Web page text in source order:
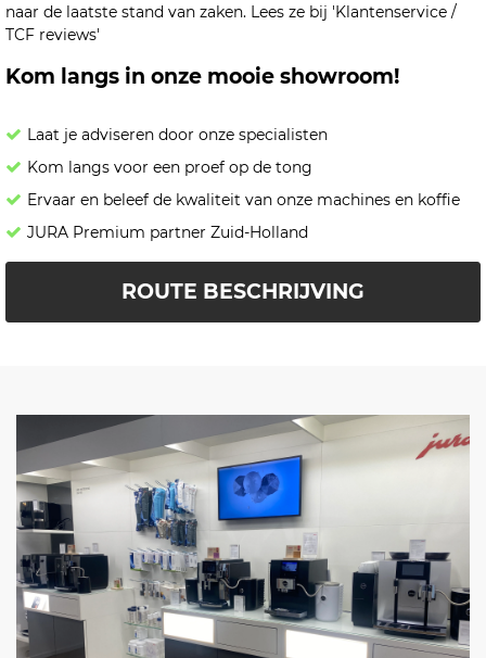
naar de laatste stand van zaken. Lees ze bij 'Klantenservice /
TCF reviews'
Kom langs in onze mooie showroom!
Laat je adviseren door onze specialisten
Kom langs voor een proef op de tong
Ervaar en beleef de kwaliteit van onze machines en koffie
JURA Premium partner Zuid-Holland
ROUTE BESCHRIJVING